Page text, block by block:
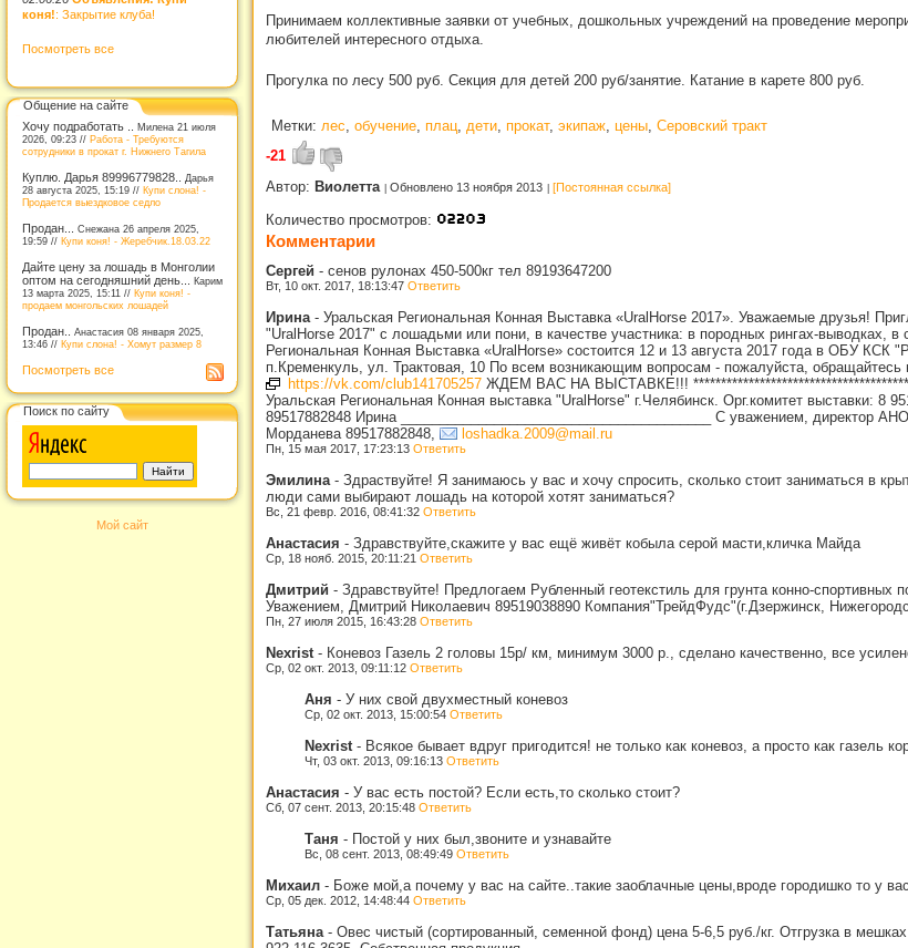
коня!: Закрытие клуба!
Посмотреть все
Общение на сайте
Хочу подработать .. Милена 21 июля
2026, 09:23 // Работа - Требуются
сотрудники в прокат г. Нижнего Тагила
Куплю. Дарья 89996779828..
Дарья
28 августа 2025, 15:19 // Купи слона! -
Продается выездковое седло
Продан... Снежана 26 апреля 2025,
19:59 // Купи коня! - Жеребчик.18.03.22
Дайте цену за лошадь в Монголии
оптом на сегодняшний день... Карим
13 марта 2025, 15:11 // Купи коня! -
продаем монгольских лошадей
Продан.. Анастасия 08 января 2025,
13:46 // Купи слона! - Хомут размер 8
Посмотреть все
Поиск по сайту
Мой сайт
Принимаем коллективные заявки от учебных, дошкольных учреждений на проведение
любителей интересного отдыха.
Прогулка по лесу 500 руб. Секция для детей 200 руб/занятие. Катание в карете 800 руб.
Метки: лес обучение плац дети прокат, экипаж цены Серовский тракт
-21
Автор: Виолетта Обновлено 13 ноября 2013 [Постоянная ссылка]
Количество просмотров:
Комментарии
Сергей - сенов рулонах 450-500кг тел 89193647200
Вт, 10 окт. 2017, 18:13:47 Ответить
Ирина - Уральская Региональная Конная Выставка «UralHorse 2017». Уважаемые друзья!
"UralHorse 2017" с лошадьми или пони, в качестве участника: в породных рингах-выводках,
Региональная Конная Выставка «UralHorse» состоится 12 и 13 августа 2017 года в ОБУ КСК
п.Кременкуль, ул. Трактовая, 10 По всем возникающим вопросам - пожалуйста, обращайтесь
https://vk.com/club141705257 ЖДЕМ ВАС НА ВЫСТАВКЕ!!!
Уральская Региональная Конная выставка "UralHorse" г.Челябинск. Орг.комитет выставки: 8
89517882848 Ирина ________________________________________ С уважением, директор
Морданева 89517882848,
loshadka.2009@mail.ru
Пн, 15 мая 2017, 17:23:13 Ответить
Эмилина - Здраствуйте! Я занимаюсь у вас и хочу спросить, сколько стоит заниматься в
люди сами выбирают лошадь на которой хотят заниматься?
Вс, 21 февр. 2016, 08:41:32 Ответить
Анастасия - Здравствуйте,скажите у вас ещё живёт кобыла серой масти,кличка Майда
Ср, 18 нояб. 2015, 20:11:21 Ответить
Дмитрий - Здравствуйте! Предлогаем Рубленный геотекстиль для грунта конно-спортивных
Уважением, Дмитрий Николаевич 89519038890 Компания"ТрейдФудс"(г.Дзержинск,
Пн, 27 июля 2015, 16:43:28 Ответить
Nexrist - Коневоз Газель 2 головы 15р/ км, минимум 3000 р., сделано качественно, все
Ср, 02 окт. 2013, 09:11:12 Ответить
Аня - У них свой двухместный коневоз
Ср, 02 окт. 2013, 15:00:54 Ответить
Nexrist - Всякое бывает вдруг пригодится! не только как коневоз, а просто как газель
Чт, 03 окт. 2013, 09:16:13 Ответить
Анастасия - У вас есть постой? Если есть,то сколько стоит?
Сб, 07 сент. 2013, 20:15:48 Ответить
Таня - Постой у них был,звоните и узнавайте
Вс, 08 сент. 2013, 08:49:49 Ответить
Михаил - Боже мой,а почему у вас на сайте..такие заоблачные цены,вроде городишко то у
Ср, 05 дек. 2012, 14:48:44 Ответить
Татьяна - Овес чистый (сортированный, семенной фонд) цена 5-6,5 руб./кг. Отгрузка в